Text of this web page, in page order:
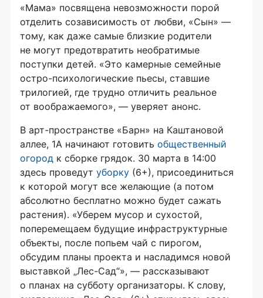
«Мама» посвящена невозможности порой
отделить созависимость от любви, «Сын» —
тому, как даже самые близкие родители
не могут предотвратить необратимые
поступки детей. «Это камерные семейные
остро-психологические пьесы, ставшие
трилогией, где трудно отличить реальное
от воображаемого», — уверяет анонс.
В арт-пространстве «Барн» на Каштановой
аллее, 1А начинают готовить общественный
огород к сборке грядок. 30 марта в 14:00
здесь проведут уборку (6+), присоединиться
к которой могут все желающие (а потом
абсолютно бесплатно можно будет сажать
растения). «Уберем мусор и сухостой,
поперемещаем будущие инфраструктурные
объекты, после попьем чай с пирогом,
обсудим планы проекта и насладимся новой
выставкой „Лес-Сад“», — рассказывают
о планах на субботу организаторы. К слову,